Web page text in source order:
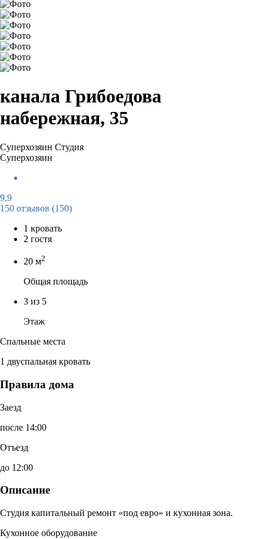
канала Грибоедова
набережная, 35
Суперхозяин Студия
Суперхозяин
9,9
150 отзывов (150)
1 кровать
2 гостя
20 м2
Общая площадь
3 из 5
Этаж
Спальные места
1 двуспальная кровать
Правила дома
Заезд
после 14:00
Отъезд
до 12:00
Описание
Студия капитальный ремонт «под евро» и кухонная зона.
Кухонное оборудование